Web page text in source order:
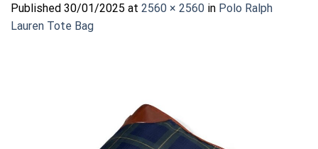
Published 30/01/2025 at 2560 × 2560 in Polo Ralph
Lauren Tote Bag